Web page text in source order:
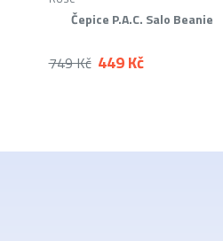
Čepice P.A.C. Salo Beanie
449 Kč
749 Kč